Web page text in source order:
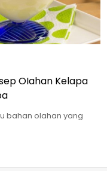
OIahan Kelapa
bahan olahan yang